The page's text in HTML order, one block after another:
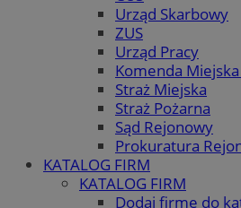
Urząd Skarbowy
ZUS
Urząd Pracy
Komenda
Straż Miejska
Straż Pożarna
Sąd Rejonowy
Prokuratura
KATALOG FIRM
KATALOG FIRM
Dodaj firmę do